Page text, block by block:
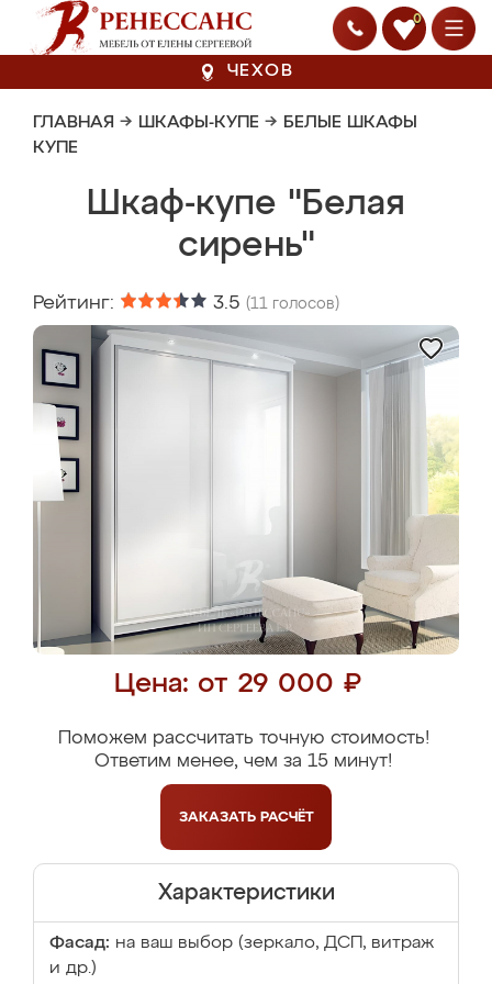
0
ЧЕХОВ
ГЛАВНАЯ → ШКАФЫ-КУПЕ → БЕЛЫЕ ШКАФЫ
КУПЕ
Шкаф-купе "Белая
сирень"
Рейтинг: 3.5 (11 голосов)
Цена: от 29 000 ₽
Поможем рассчитать точную стоимость!
Ответим менее, чем за 15 минут!
ЗАКАЗАТЬ РАСЧЁТ
Характеристики
Фасад: на ваш выбор (зеркало, ДСП, витраж
и др.)